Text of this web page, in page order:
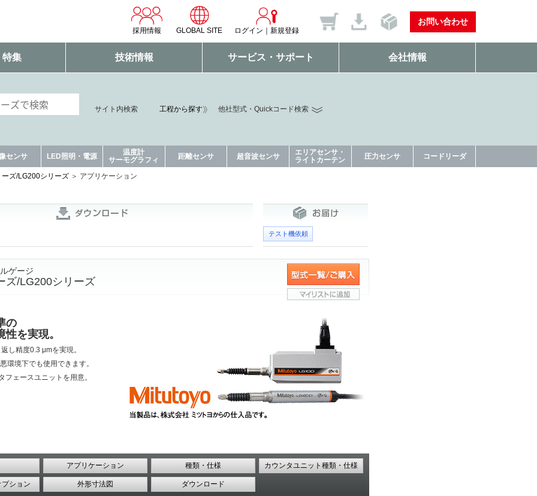
採用情報 GLOBAL SITE ログイン 新規登録
お問い合わせ
特集 技術情報 サービス・サポート 会社情報
サイト内検索 工程から探す 他社型式・Quickコード検索
センサ LED照明・電源
温度計
サーモグラフィ
距離センサ 超音波センサ
エリアセンサ・
ライトカーテン
圧力センサ コードリーダ
ズ/LG200シリーズ アプリケーション
テスト機依頼
ゲージ
ズ/LG200シリーズ
の
を実現。
し精度0.3 μmを実現。
環境下でも使用できます。
フェースユニットを⽤意。
アプリケーション 種類・仕様 カウンタユニット種類・仕様
ション 外形寸法図 ダウンロード